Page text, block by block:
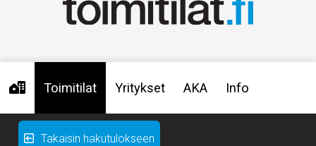
Toimitilat Yritykset AKA Info
Takaisin hakutulokseen